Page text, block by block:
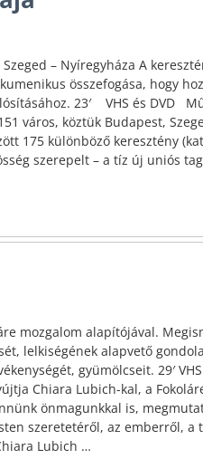
– Nyíregyháza A
összefogása, hogy
23′ VHS és DVD
város, köztük Budapest,
175 különböző keresztény
szerepelt – a tíz új uniós
mozgalom alapítójával.
lelkiségének alapvető
gyümölcseit. 29′
Chiara Lubich-kal, a
önmagunkkal is,
szeretetéről, az emberről, a
Lubich …